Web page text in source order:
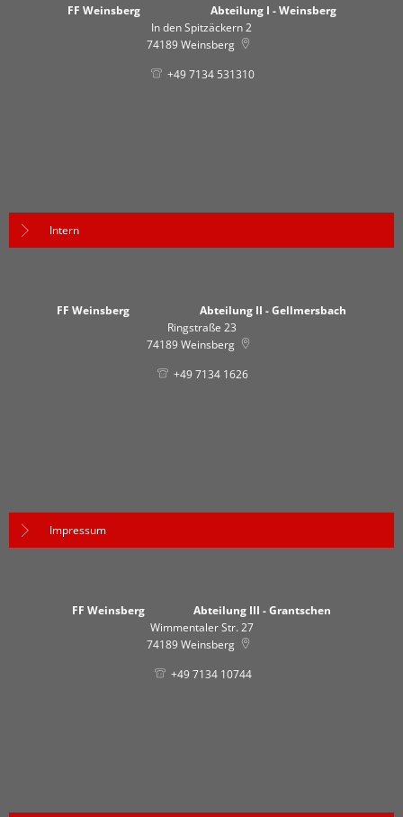
FF Weinsberg Abteilung I - Weinsberg
In den Spitzäckern 2
74189Weinsberg
+49 7134 531310
Intern
FF Weinsberg Abteilung II - Gellmersbach
Ringstraße 23
74189Weinsberg
+49 7134 1626
Impressum
FF Weinsberg Abteilung III - Grantschen
Wimmentaler Str. 27
74189Weinsberg
+49 7134 10744